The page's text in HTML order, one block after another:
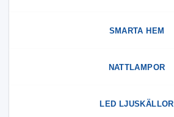
SMARTA HEM
NATTLAMPOR
LED LJUSKÄLLOR